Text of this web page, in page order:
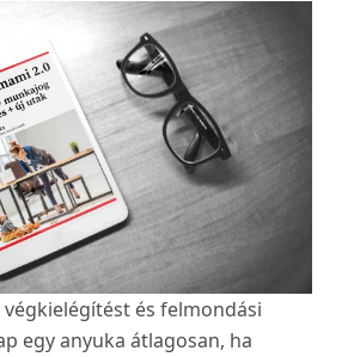
végkielégítést és felmondási
egy anyuka átlagosan, ha